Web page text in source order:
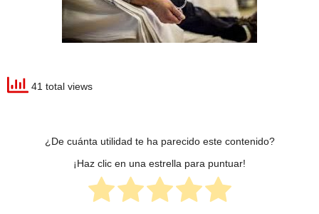
41 total views
¿De cuánta utilidad te ha parecido este contenido?
¡Haz clic en una estrella para puntuar!